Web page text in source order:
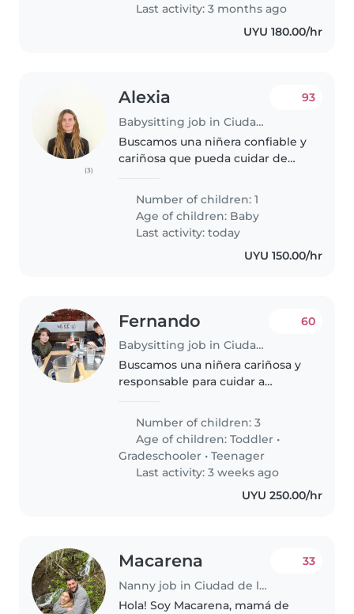
Last activity: 3 months ago
UYU 180.00/hr
(3)
Alexia
Babysitting job in Ciudad de la Costa
93
Buscamos una niñera confiable y
cariñosa que pueda cuidar de
cocinar/limpiar en los ratos libres.
Sera a partir de mediados..
Number of children: 1
Age of children: Baby
Last activity: today
UYU 150.00/hr
Fernando
Babysitting job in Ciudad de la Costa
60
Buscamos una niñera cariñosa y
responsable para cuidar a
edad preescolar, un escolar y un
adolescente. Nuestros hijos son
muy activos y les encanta..
Number of children: 3
Age of children:Toddler •
Gradeschooler •Teenager
Last activity: 3 weeks ago
UYU 250.00/hr
Macarena
Nanny job in Ciudad de la Costa
33
Hola! Soy Macarena, mamá de